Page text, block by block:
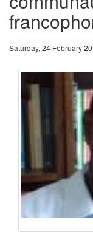
Saturday, 24 February